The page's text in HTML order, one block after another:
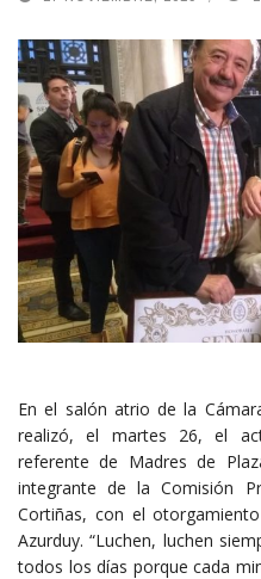
En el salón atrio de la
realizó, el martes 26, el
referente de Madres de
integrante de la Comisión
Cortiñas, con el
Azurduy. “Luchen, luchen
todos los días porque cada